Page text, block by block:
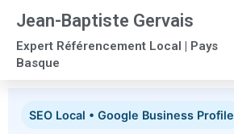
Jean-Baptiste Gervais
Expert Référencement Local | Pays
Basque
SEO Local • Google Business Profile